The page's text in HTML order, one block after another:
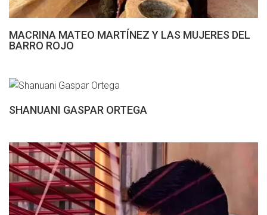
MACRINA MATEO MARTÍNEZ Y LAS MUJERES DEL
BARRO ROJO
SHANUANI GASPAR ORTEGA